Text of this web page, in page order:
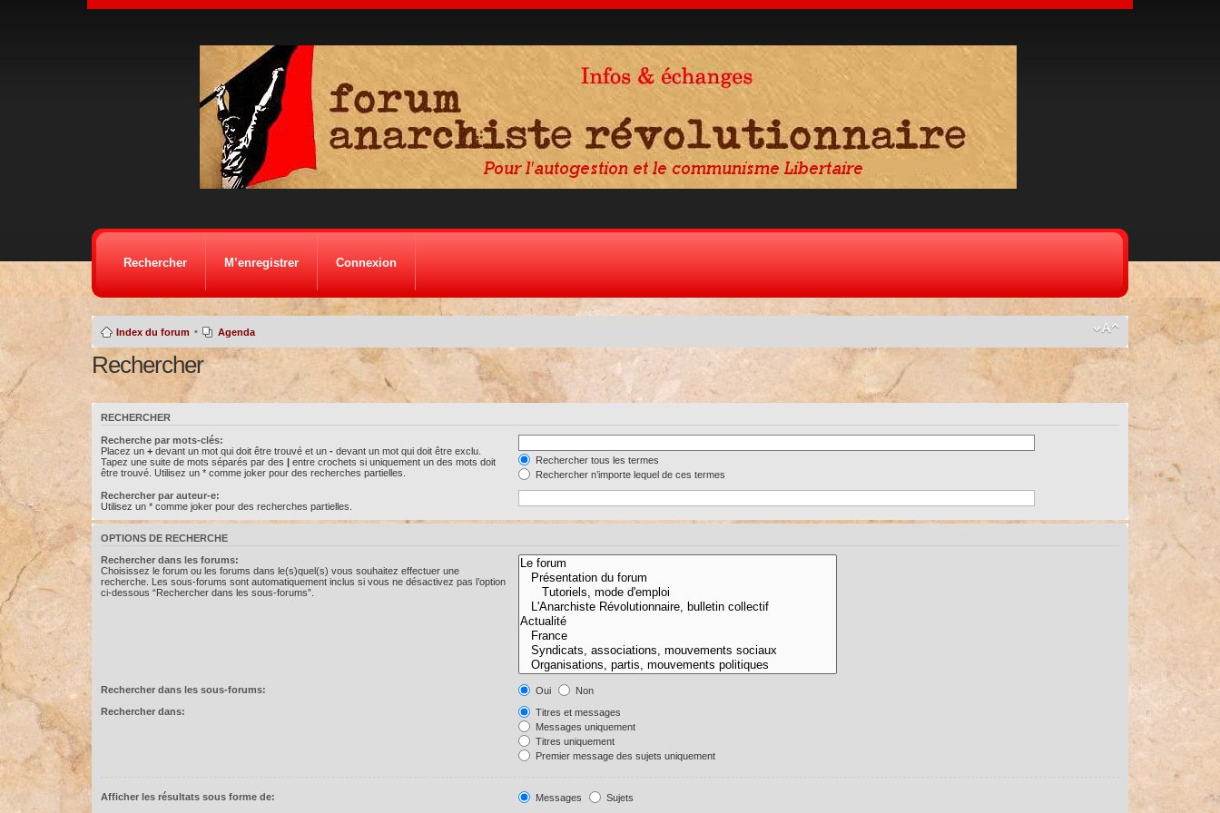
Rechercher M’enregistrer Connexion
Index du forum • Agenda
Rechercher
RECHERCHER
Recherche par mots-clés:
Placez un +devant un mot qui doit être trouvé et un -devant un mot qui doit être exclu.
Tapez une suite de mots séparés par des |entre crochets si uniquement un des mots doit
être trouvé. Utilisez un * comme joker pour des recherches partielles.
Rechercher tous les termes
Rechercher n’importe lequel de ces termes
Rechercher par auteur-e:
Utilisez un * comme joker pour des recherches partielles.
OPTIONS DE RECHERCHE
Rechercher dans les forums:
Choisissez le forum ou les forums dans le(s)quel(s) vous souhaitez effectuer une
recherche. Les sous-forums sont automatiquement inclus si vous ne désactivez pas l’option
ci-dessous “Rechercher dans les sous-forums”.
Rechercher dans les sous-forums: Oui
Non
Rechercher dans:
Titres et messages
Messages uniquement
Titres uniquement
Premier message des sujets uniquement
Afficher les résultats sous forme de: Messages Sujets